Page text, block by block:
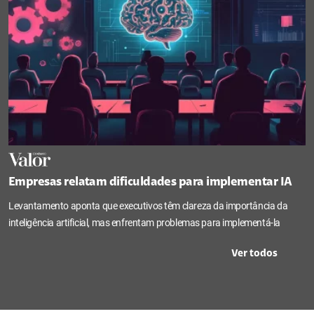
Empresas relatam dificuldades para implementar IA
Levantamento aponta que executivos têm clareza da importância da
inteligência artificial, mas enfrentam problemas para implementá-la
Ver todos